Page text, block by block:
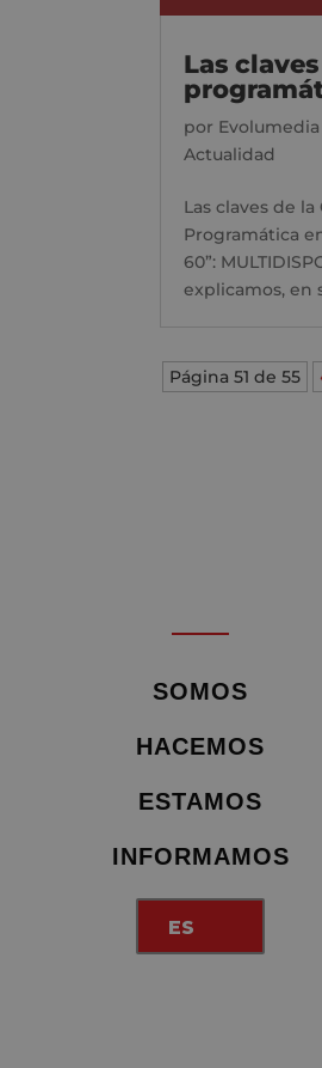
Las
por Evolumedia
Actualidad
Las claves de la
Programática
60”:
explicamos, en
Página 51 de 55
SOMOS
HACEMOS
ESTAMOS
INFORMAMOS
ES